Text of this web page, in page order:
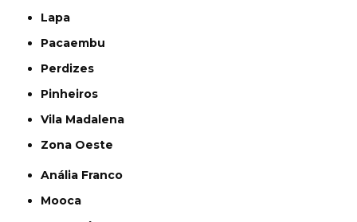
Lapa
Pacaembu
Perdizes
Pinheiros
Vila Madalena
Zona Oeste
Anália Franco
Mooca